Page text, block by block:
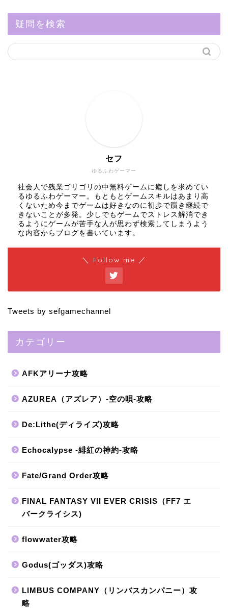
疑問を検索
ゆるふわゲーマー
セフ
社会人で残業ゴリゴリの中無料ゲームに癒しを求めてい
るゆるふわゲーマー。もともとゲームスキルはあまり高
くないため今までゲームは好きなのに初歩で躓き継続で
きないことが多発。少しでもゲームでストレス解消でき
るようにゲームが苦手な人が思わず検索してしまうよう
な内容からブログを書いています。
＼ Follow me ／
Tweets by sefgamechannel
カテゴリー
AFKアリーナ攻略
AZUREA（アズレア）-空の唄-攻略
De:Lithe(ディライズ)攻略
Echocalypse -緋紅の神約-攻略
Fate/Grand Order攻略
FINAL FANTASY VII EVER CRISIS（FF7 エ
バークライシス)
flowwater攻略
Godus(ゴッダス)攻略
LIMBUS COMPANY（リンバスカンパニー）攻
略